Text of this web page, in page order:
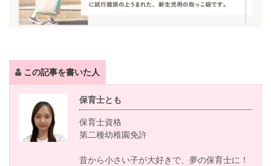
この記事を書いた人
保育士とも
保育士資格
第二種幼稚園免許
昔から小さい子が大好きで、夢の保育士に！